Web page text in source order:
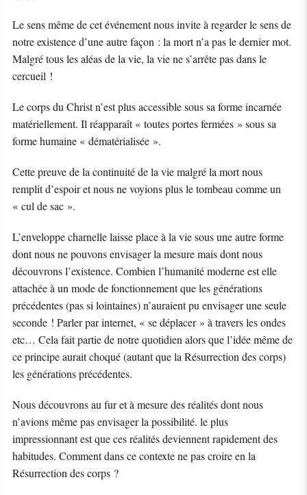
Le sens même de cet événement nous invite à regarder le sens de
notre existence d’une autre façon : la mort n’a pas le dernier mot.
Malgré tous les aléas de la vie, la vie ne s’arrête pas dans le
cercueil !
Le corps du Christ n’est plus accessible sous sa forme incarnée
matériellement. Il réapparaît « toutes portes fermées » sous sa
forme humaine « dématérialisée ».
Cette preuve de la continuité de la vie malgré la mort nous
remplit d’espoir et nous ne voyions plus le tombeau comme un
« cul de sac ».
L’enveloppe charnelle laisse place à la vie sous une autre forme
dont nous ne pouvons envisager la mesure mais dont nous
découvrons l’existence. Combien l’humanité moderne est elle
attachée à un mode de fonctionnement que les générations
précédentes (pas si lointaines) n’auraient pu envisager une seule
seconde ! Parler par internet, « se déplacer » à travers les ondes
etc… Cela fait partie de notre quotidien alors que l’idée même de
ce principe aurait choqué (autant que la Résurrection des corps)
les générations précédentes.
Nous découvrons au fur et à mesure des réalités dont nous
n’avions même pas envisager la possibilité. le plus
impressionnant est que ces réalités deviennent rapidement des
habitudes. Comment dans ce contexte ne pas croire en la
Résurrection des corps ?